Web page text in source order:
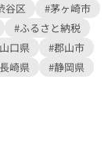
谷区
#茅ヶ崎市
#ふるさと納税
口県
#郡山市
崎県
#静岡県